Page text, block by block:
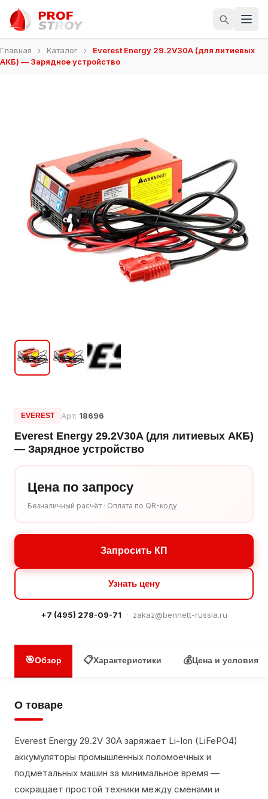
Главная › Каталог ›
Everest Energy 29.2V30A (для литиевых
АКБ) — Зарядное устройство
EVEREST Арт: 18696
Everest Energy 29.2V30A (для литиевых АКБ)
— Зарядное устройство
Цена по запросу
Безналичный расчёт · Оплата по QR-коду
Запросить КП
Узнать цену
+7 (495) 278-09-71 · zakaz@bennett-russia.ru
🎯Обзор 📋Характеристики 💰Цена и условия
О товаре
Everest Energy 29.2V 30A заряжает Li-Ion (LiFePO4)
аккумуляторы промышленных поломоечных и
подметальных машин за минимальное время —
сокращает простой техники между сменами и